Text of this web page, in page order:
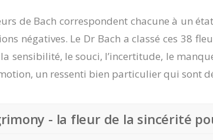
de Bach correspondent chacune à un
négatives. Le Dr Bach a classé ces 38
sensibilité, le souci, l’incertitude, le
un ressenti bien particulier qui sont
- la fleur de la sincérité